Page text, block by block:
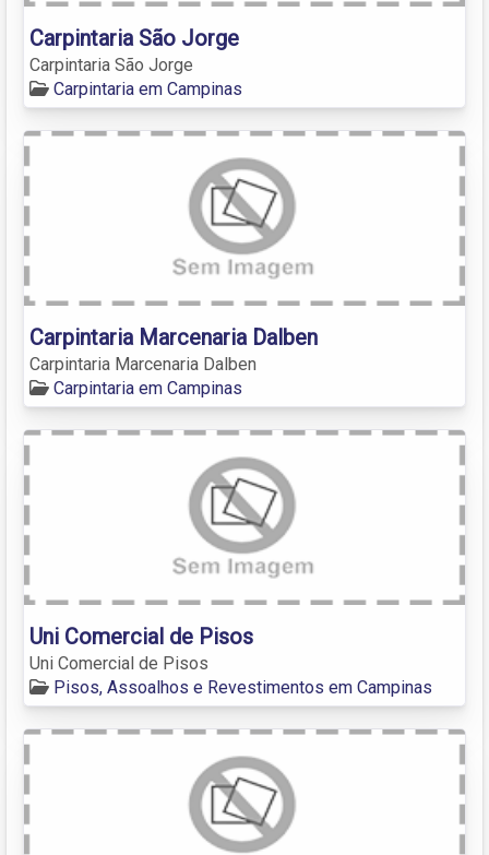
Carpintaria São Jorge
Carpintaria São Jorge
Carpintaria em Campinas
Carpintaria Marcenaria Dalben
Carpintaria Marcenaria Dalben
Carpintaria em Campinas
Uni Comercial de Pisos
Uni Comercial de Pisos
Pisos, Assoalhos e Revestimentos em Campinas